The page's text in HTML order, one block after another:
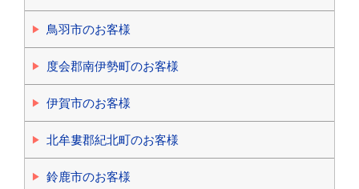
鳥羽市のお客様
度会郡南伊勢町のお客様
伊賀市のお客様
北牟婁郡紀北町のお客様
鈴鹿市のお客様